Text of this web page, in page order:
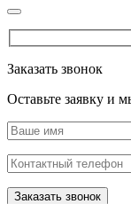
Заказать звонок
Оставьте заявку и
Заказать звонок